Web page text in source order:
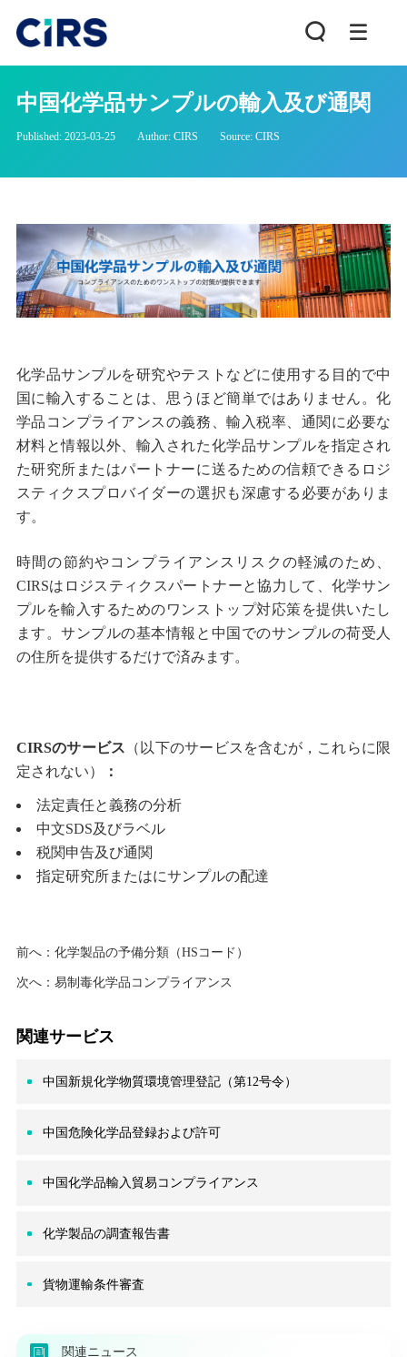
中国化学品サンプルの輸入及び通関
Published: 2023-03-25 Author: CIRS Source: CIRS
化学品サンプルを研究やテストなどに使用する目的で中
国に輸入することは、思うほど簡単ではありません。化
学品コンプライアンスの義務、輸入税率、通関に必要な
材料と情報以外、輸入された化学品サンプルを指定され
た研究所またはパートナーに送るための信頼できるロジ
スティクスプロバイダーの選択も深慮する必要がありま
す。
時間の節約やコンプライアンスリスクの軽減のため、
CIRSはロジスティクスパートナーと協力して、化学サン
プルを輸入するためのワンストップ対応策を提供いたし
ます。サンプルの基本情報と中国でのサンプルの荷受人
の住所を提供するだけで済みます。
CIRSのサービス （以下のサービスを含むが，これらに限
定されない）
：
法定責任と義務の分析
中文SDS及びラベル
税関申告及び通関
指定研究所またはにサンプルの配達
前へ： 化学製品の予備分類（HSコード）
次へ： 易制毒化学品コンプライアンス
関連サービス
中国新規化学物質環境管理登記（第12号令）
中国危険化学品登録および許可
中国化学品輸入貿易コンプライアンス
化学製品の調査報告書
貨物運輸条件審査
関連ニュース